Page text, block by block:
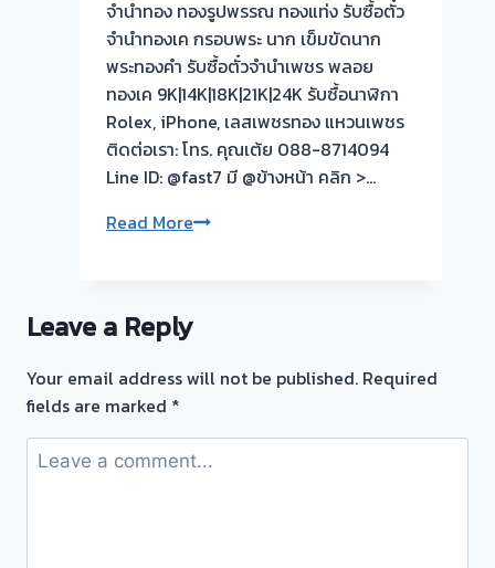
บาง
ม่วง
นนทบุรี
ครับ
ระยะ
ทาง
ไกล
ใกล้
เลือก
นัด
ตาม
ที่
จำนำทอง ทองรูปพรรณ ทองแท่ง รับซื้อตั๋ว
จำนำทองเค กรอบพระ นาก เข็มขัดนาก
พระทองคำ รับซื้อตั๋วจำนำเพชร พลอย
ทองเค 9K|14K|18K|21K|24K รับซื้อนาฬิกา
Rolex, iPhone, เลสเพชรทอง แหวนเพชร
ติดต่อเรา: โทร. คุณเต้ย 088-8714094
Line ID: @fast7 มี @ข้างหน้า คลิก >…
Read Moreรับ
ทอง
บางใหญ่
ตลาด
บางใหญ่
Leave a Reply
Your email address will not be published. Required
fields are marked *